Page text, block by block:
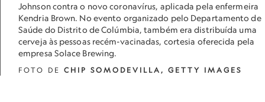
Johnson contra o novo coronavírus, aplicada pela enfermeira
Kendria Brown. No evento organizado pelo Departamento de
Saúde do Distrito de Colúmbia, também era distribuída uma
cerveja às pessoas recém-vacinadas, cortesia oferecida pela
empresa Solace Brewing.
FOTO DE CHIP SOMODEVILLA, GETTY IMAGES